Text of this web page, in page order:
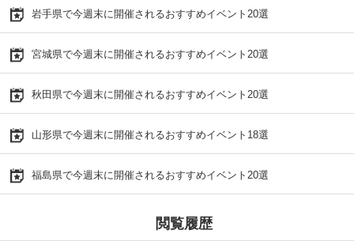
岩手県で今週末に開催されるおすすめイベント20選
宮城県で今週末に開催されるおすすめイベント20選
秋田県で今週末に開催されるおすすめイベント20選
山形県で今週末に開催されるおすすめイベント18選
福島県で今週末に開催されるおすすめイベント20選
閲覧履歴